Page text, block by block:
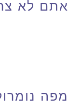
אתם לא
מפה